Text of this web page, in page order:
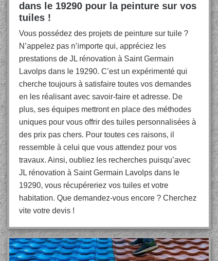
dans le 19290 pour la peinture sur vos
tuiles !
Vous possédez des projets de peinture sur tuile ?
N’appelez pas n’importe qui, appréciez les
prestations de JL rénovation à Saint Germain
Lavolps dans le 19290. C’est un expérimenté qui
cherche toujours à satisfaire toutes vos demandes
en les réalisant avec savoir-faire et adresse. De
plus, ses équipes mettront en place des méthodes
uniques pour vous offrir des tuiles personnalisées à
des prix pas chers. Pour toutes ces raisons, il
ressemble à celui que vous attendez pour vos
travaux. Ainsi, oubliez les recherches puisqu’avec
JL rénovation à Saint Germain Lavolps dans le
19290, vous récupéreriez vos tuiles et votre
habitation. Que demandez-vous encore ? Cherchez
vite votre devis !